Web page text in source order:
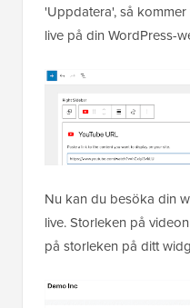
'Uppdatera', så
live på din WordPress-
Nu kan du besöka din
live. Storleken på
på storleken på ditt